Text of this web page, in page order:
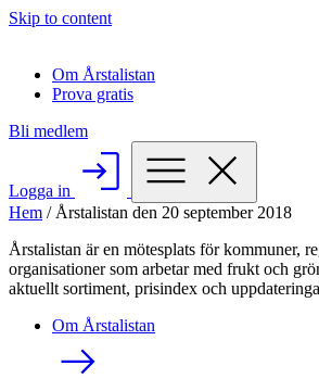
Skip to content
Om Årstalistan
Prova gratis
Bli medlem
Logga in
Hem / Årstalistan den 20 september 2018
Årstalistan är en mötesplats för kommuner,
organisationer som arbetar med frukt och
aktuellt sortiment, prisindex och
Om Årstalistan